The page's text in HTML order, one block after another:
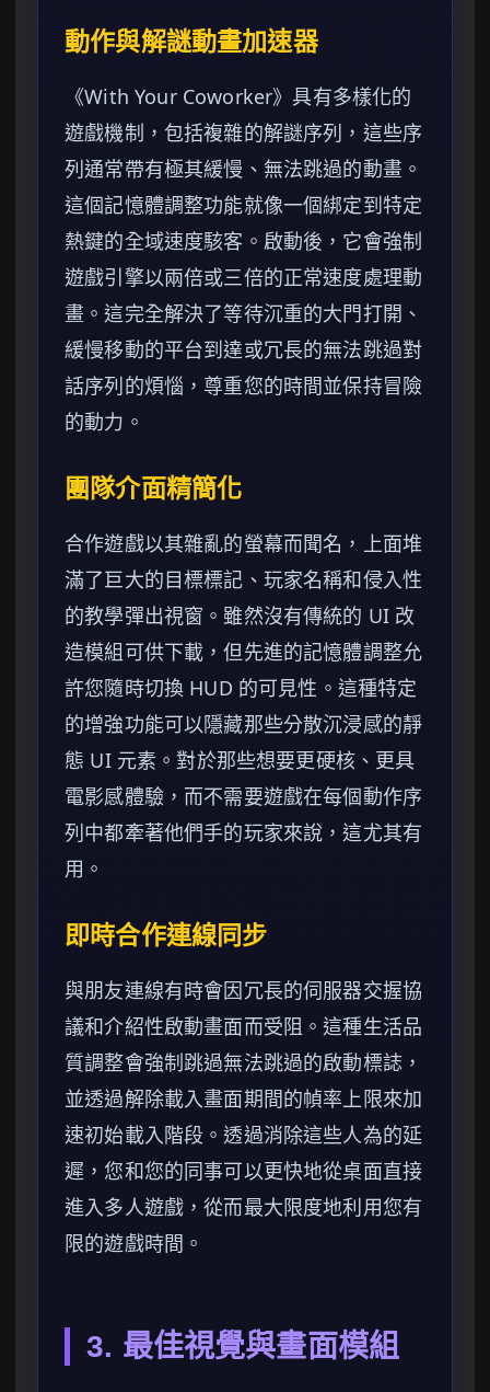
動作與解謎動畫加速器
《With Your Coworker》具有多樣化的
遊戲機制，包括複雜的解謎序列，這些序
列通常帶有極其緩慢、無法跳過的動畫。
這個記憶體調整功能就像一個綁定到特定
熱鍵的全域速度駭客。啟動後，它會強制
遊戲引擎以兩倍或三倍的正常速度處理動
畫。這完全解決了等待沉重的大門打開、
緩慢移動的平台到達或冗長的無法跳過對
話序列的煩惱，尊重您的時間並保持冒險
的動力。
團隊介面精簡化
合作遊戲以其雜亂的螢幕而聞名，上面堆
滿了巨大的目標標記、玩家名稱和侵入性
的教學彈出視窗。雖然沒有傳統的 UI 改
造模組可供下載，但先進的記憶體調整允
許您隨時切換 HUD 的可見性。這種特定
的增強功能可以隱藏那些分散沉浸感的靜
態 UI 元素。對於那些想要更硬核、更具
電影感體驗，而不需要遊戲在每個動作序
列中都牽著他們手的玩家來說，這尤其有
用。
即時合作連線同步
與朋友連線有時會因冗長的伺服器交握協
議和介紹性啟動畫面而受阻。這種生活品
質調整會強制跳過無法跳過的啟動標誌，
並透過解除載入畫面期間的幀率上限來加
速初始載入階段。透過消除這些人為的延
遲，您和您的同事可以更快地從桌面直接
進入多人遊戲，從而最大限度地利用您有
限的遊戲時間。
3. 最佳視覺與畫面模組